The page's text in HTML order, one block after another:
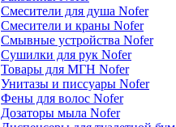
Смесители для душа Nofer
Смесители и краны Nofer
Смывные устройства Nofer
Сушилки для рук Nofer
Товары для МГН Nofer
Унитазы и писсуары Nofer
Фены для волос Nofer
Дозаторы мыла Nofer